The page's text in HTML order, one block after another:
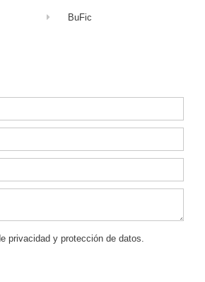
BuFic
privacidad y protección de datos.